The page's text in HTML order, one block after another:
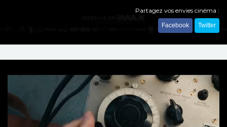
Partagez vos envies cinéma :
Facebook Twitter